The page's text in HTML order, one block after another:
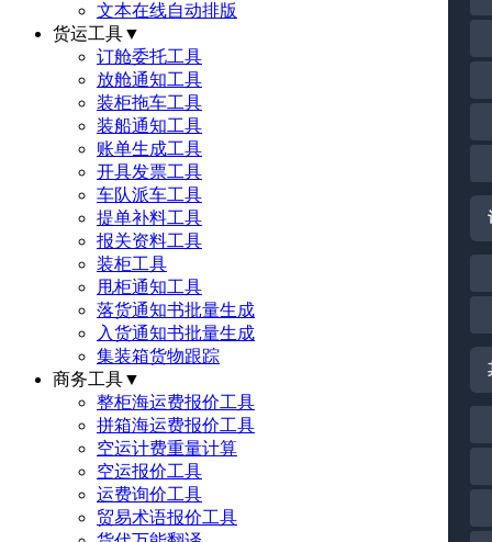
文本在线自动排版
货运工具▼
订舱委托工具
放舱通知工具
装柜拖车工具
装船通知工具
账单生成工具
开具发票工具
车队派车工具
提单补料工具
报关资料工具
装柜工具
甩柜通知工具
落货通知书批量生成
入货通知书批量生成
集装箱货物跟踪
商务工具▼
整柜海运费报价工具
拼箱海运费报价工具
空运计费重量计算
空运报价工具
运费询价工具
贸易术语报价工具